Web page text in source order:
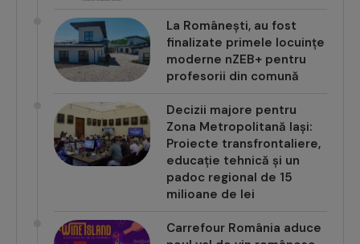
La Românești, au fost
finalizate primele locuințe
moderne nZEB+ pentru
profesorii din comună
Decizii majore pentru
Zona Metropolitană Iași:
Proiecte transfrontaliere,
educație tehnică și un
padoc regional de 15
milioane de lei
Carrefour România aduce